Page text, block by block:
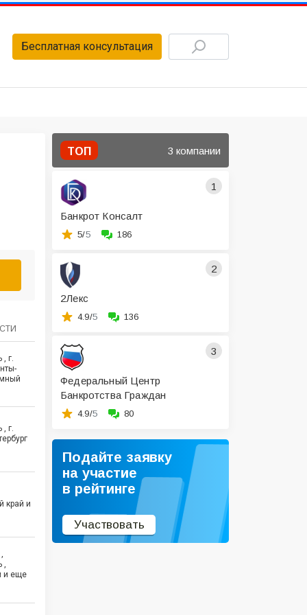
Бесплатная консультация
, г.
, г.
край и
,
и еще
ТОП 3 компании
1
Банкрот Консалт
5/5 186
2
2Лекс
4.9/5 136
3
Федеральный Центр
Банкротства Граждан
4.9/5 80
Подайте заявку
на участие
в рейтинге
Участвовать